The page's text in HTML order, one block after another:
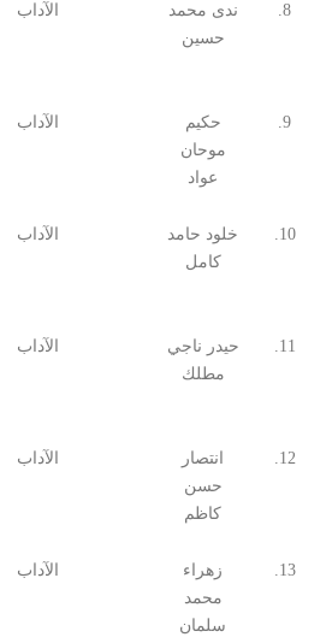
8.
ندى محمد
حسين
الآداب
9.
حكيم
موحان
عواد
الآداب
10.
خلود حامد
كامل
الآداب
11.
حيدر ناجي
مطلك
الآداب
12.
انتصار
حسن
كاظم
الآداب
13.
زهراء
محمد
سلمان
الآداب